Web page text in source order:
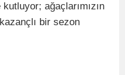
ağaçlarımızın
bir sezon